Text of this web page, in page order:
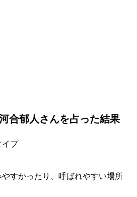
合郁人さんを占った結果
イプ
やすかったり、呼ばれやすい場所